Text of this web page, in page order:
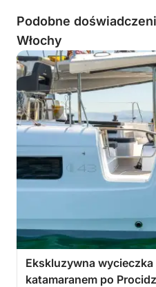
Podobne
Włochy
Ekskluzywna wycieczka
katamaranem po